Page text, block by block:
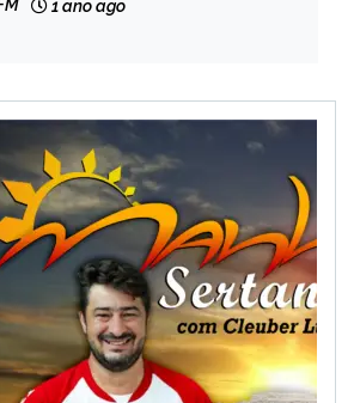
1 ano ago